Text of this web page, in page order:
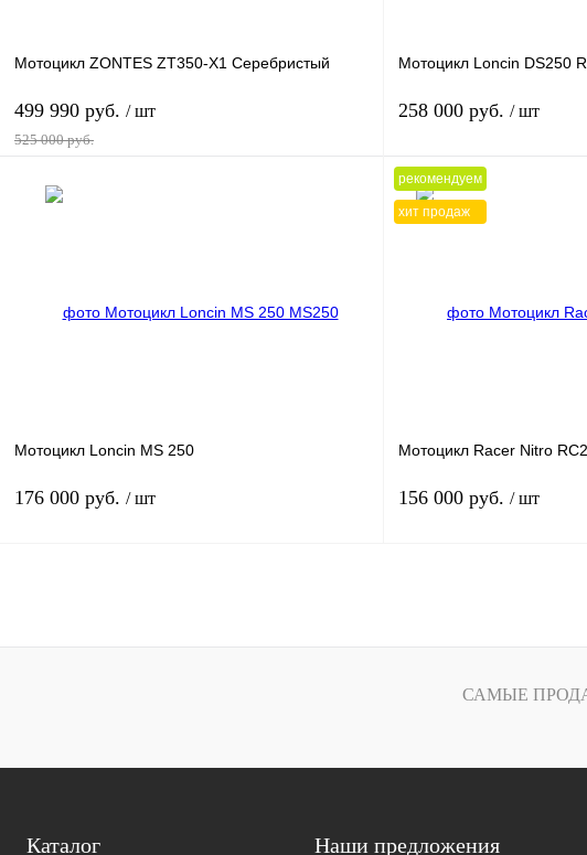
Мотоцикл ZONTES ZT350-X1 Серебристый
499 990 руб. / шт
525 000 руб.
наличии
Мотоцикл Loncin DS250
258 000 руб. / шт
Мотоцикл Loncin MS 250
176 000 руб. / шт
Купить в 1 клик К сравнению
рекомендуем
хит продаж
Мотоцикл Racer Nitro
156 000 руб. / шт
Купить в 1 клик
САМЫЕ
Каталог Наши предложения